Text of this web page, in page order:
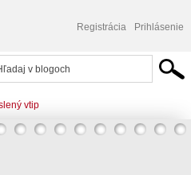
Registrácia Prihlásenie
vtip